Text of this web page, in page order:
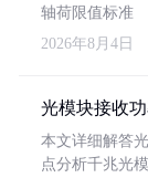
轴荷限值标准
2026年8月4日
光模块接收
本文详细解答
点分析千兆光